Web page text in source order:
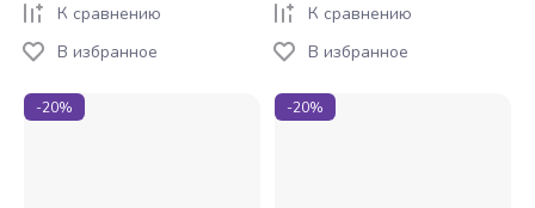
К сравнению
В избранное
К сравнению
В избранное
-20% -20%